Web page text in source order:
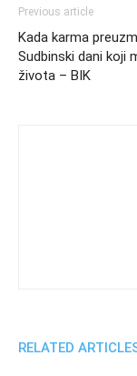
Previous article
Kada karma
Sudbinski dani koji
života – BIK
RELATED